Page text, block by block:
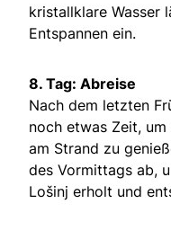
kristallklare Wasser
Entspannen ein.
8. Tag: Abreise
Nach dem letzten
noch etwas Zeit,
am Strand zu
des Vormittags ab,
Lošinj erholt und